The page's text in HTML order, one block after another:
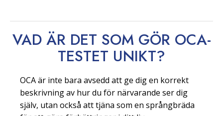
VAD ÄR DET SOM GÖR OCA-
TESTET UNIKT?
OCA är inte bara avsedd att ge dig en korrekt
beskrivning av hur du för närvarande ser dig
själv, utan också att tjäna som en språngbräda